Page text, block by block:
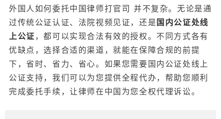
外国人如何委托中国律师打官司 并不复杂。无论是通
过传统公证认证、法院视频见证，还是国内公证处线
上公证 ，都可以实现合法有效的授权。不同方式各有
优缺点，选择合适的渠道，就能在保障合规的前提
下，省时、省力、省心。如果您需要国内公证处线上
公证支持，我们可以为您提供全程代办，帮助您顺利
完成委托手续，让律师在中国为您全权代理诉讼。